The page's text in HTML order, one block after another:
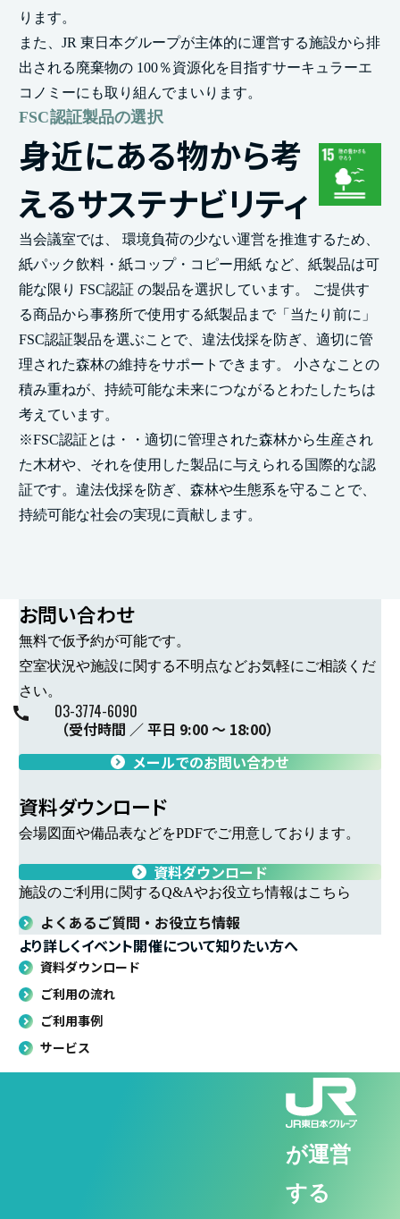
ります。
また、JR 東日本グループが主体的に運営する施設から排
出される廃棄物の 100％資源化を目指すサーキュラーエ
コノミーにも取り組んでまいります。
FSC認証製品の選択
身近にある物から考
えるサステナビリティ
当会議室では、 環境負荷の少ない運営を推進するため、
紙パック飲料・紙コップ・コピー用紙 など、紙製品は可
能な限り FSC認証 の製品を選択しています。
ご提供す
る商品から事務所で使用する紙製品まで「当たり前に」
FSC認証製品を選ぶことで、違法伐採を防ぎ、適切に管
理された森林の維持をサポートできます。
小さなことの
積み重ねが、持続可能な未来につながるとわたしたちは
考えています。
※FSC認証とは・・適切に管理された森林から生産され
た木材や、それを使用した製品に与えられる国際的な認
証です。違法伐採を防ぎ、森林や生態系を守ることで、
持続可能な社会の実現に貢献します。
お問い合わせ
無料で仮予約が可能です。
空室状況や施設に関する不明点などお気軽にご相談くだ
さい。
03-3774-6090
（受付時間 ／ 平日 9:00 ～ 18:00）
メールでのお問い合わせ
資料ダウンロード
会場図面や備品表などをPDFでご用意しております。
資料ダウンロード
施設のご利用に関するQ&Aやお役立ち情報はこちら
よくあるご質問・お役立ち情報
より詳しくイベント開催について知りたい方へ
資料ダウンロード
ご利用の流れ
ご利用事例
サービス
が運営
する